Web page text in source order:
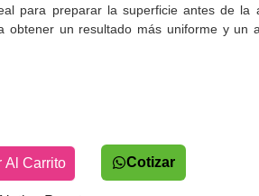
para preparar la superficie antes de la
obtener un resultado más uniforme y un
Al Carrito Cotizar